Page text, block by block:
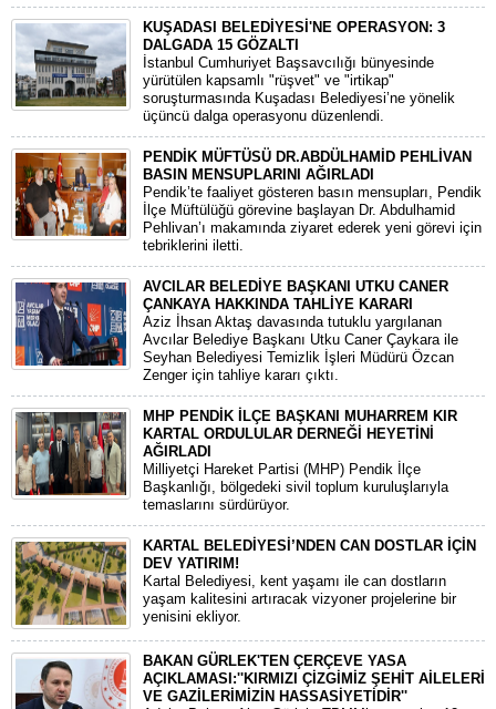
KUŞADASI BELEDİYESİ'NE OPERASYON: 3
DALGADA 15 GÖZALTI
​İstanbul Cumhuriyet Başsavcılığı bünyesinde
yürütülen kapsamlı "rüşvet" ve "irtikap"
soruşturmasında Kuşadası Belediyesi’ne yönelik
üçüncü dalga operasyonu düzenlendi.
PENDİK MÜFTÜSÜ DR.ABDÜLHAMİD PEHLİVAN
BASIN MENSUPLARINI AĞIRLADI
​Pendik’te faaliyet gösteren basın mensupları, Pendik
İlçe Müftülüğü görevine başlayan Dr. Abdulhamid
Pehlivan’ı makamında ziyaret ederek yeni görevi için
tebriklerini iletti.
AVCILAR BELEDİYE BAŞKANI UTKU CANER
ÇANKAYA HAKKINDA TAHLİYE KARARI
​Aziz İhsan Aktaş davasında tutuklu yargılanan
Avcılar Belediye Başkanı Utku Caner Çaykara ile
Seyhan Belediyesi Temizlik İşleri Müdürü Özcan
Zenger için tahliye kararı çıktı.
MHP PENDİK İLÇE BAŞKANI MUHARREM KIR
KARTAL ORDULULAR DERNEĞİ HEYETİNİ
AĞIRLADI
​Milliyetçi Hareket Partisi (MHP) Pendik İlçe
Başkanlığı, bölgedeki sivil toplum kuruluşlarıyla
temaslarını sürdürüyor.
KARTAL BELEDİYESİ’NDEN CAN DOSTLAR İÇİN
DEV YATIRIM!
Kartal Belediyesi, kent yaşamı ile can dostların
yaşam kalitesini artıracak vizyoner projelerine bir
yenisini ekliyor.
BAKAN GÜRLEK'TEN ÇERÇEVE YASA
AÇIKLAMASI:''KIRMIZI ÇİZGİMİZ ŞEHİT AİLELERİ
VE GAZİLERİMİZİN HASSASİYETİDİR''